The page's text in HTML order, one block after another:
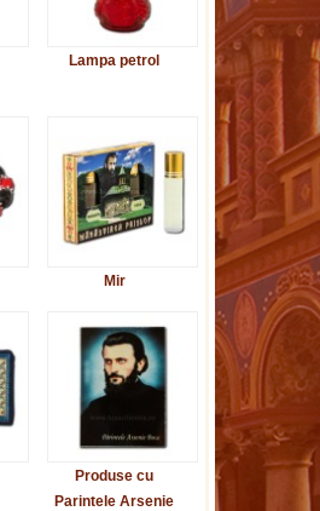
Lampa petrol
Mir
Produse cu
Parintele Arsenie